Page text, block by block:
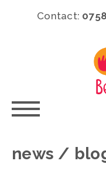
Contact:
news /